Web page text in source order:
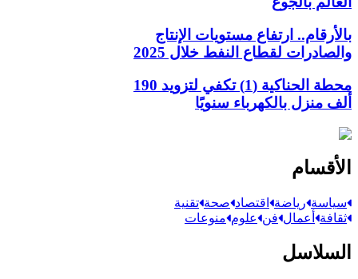
بالأرقام.. ارتفاع مستويات الإنتاج
والصادرات لقطاع النفط خلال 2025
محطة الحناكية (1) تكفي لتزويد 190
ألف منزل بالكهرباء سنويًا
الأقسام
سياسة رياضة اقتصاد صحة تقنية
ثقافة أعمال فن علوم منوعات
السلاسل